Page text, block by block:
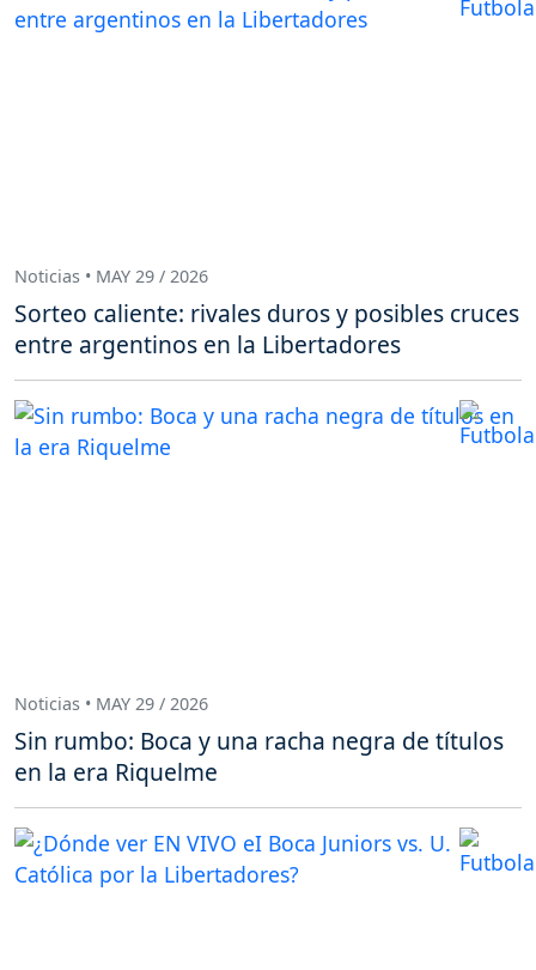
Noticias • MAY 29 / 2026
Sorteo caliente: rivales duros y posibles cruces
entre argentinos en la Libertadores
Noticias • MAY 29 / 2026
Sin rumbo: Boca y una racha negra de títulos
en la era Riquelme